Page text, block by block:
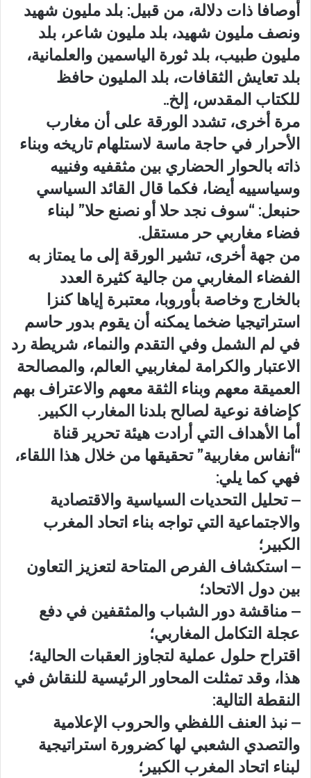
أوصافا ذات دلالة، من قبيل: بلد مليون شهيد
ونصف مليون شهيد، بلد مليون شاعر، بلد
مليون طبيب، بلد ثورة الياسمين والعلمانية،
بلد تعايش الثقافات، بلد المليون حافظ
للكتاب المقدس، إلخ..
مرة أخرى، تشدد الورقة على أن مغارب
الأحرار في حاجة ماسة لاستلهام تاريخه وبناء
ذاته بالحوار الحضاري بين مثقفيه وفنييه
وسياسييه أيضا، فكما قال القائد السياسي
حنبعل: “سوف نجد حلا أو نصنع حلا” لبناء
فضاء مغاربي حر مستقل.
من جهة أخرى، تشير الورقة إلى ما يمتاز به
الفضاء المغاربي من جالية كثيرة العدد
بالخارج وخاصة بأوروبا، معتبرة إياها كنزا
استراتيجيا ضخما يمكنه أن يقوم بدور حاسم
في لم الشمل وفي التقدم والنماء، شريطة رد
الاعتبار والكرامة لمغاربيي العالم، والمصالحة
العميقة معهم وبناء الثقة معهم والاعتراف بهم
كإضافة نوعية لصالح بلدنا المغارب الكبير.
أما الأهداف التي أرادت هيئة تحرير قناة
“أنفاس مغاربية” تحقيقها من خلال هذا اللقاء،
فهي كما يلي:
– تحليل التحديات السياسية والاقتصادية
والاجتماعية التي تواجه بناء اتحاد المغرب
الكبير؛
– استكشاف الفرص المتاحة لتعزيز التعاون
بين دول الاتحاد؛
– مناقشة دور الشباب والمثقفين في دفع
عجلة التكامل المغاربي؛
اقتراح حلول عملية لتجاوز العقبات الحالية؛
هذا، وقد تمثلت المحاور الرئيسية للنقاش في
النقطة التالية:
– نبذ العنف اللفظي والحروب الإعلامية
والتصدي الشعبي لها كضرورة استراتيجية
لبناء اتحاد المغرب الكبير؛